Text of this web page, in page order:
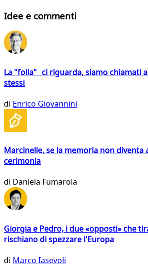
Idee e commenti
La "folla" ci riguarda, siamo chiamati
stessi
di Enrico Giovannini
Marcinelle, se la memoria non diventa
cerimonia
di Daniela Fumarola
Giorgia e Pedro, i due «opposti» che
rischiano di spezzare l'Europa
di Marco Iasevoli